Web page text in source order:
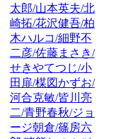
太郎/山本英夫/北
崎拓/花沢健吾/柏
木ハルコ/細野不
二彦/佐藤まさき/
せきやてつじ/小
田扉/楳図かずお/
河合克敏/皆川亮
二/青野春秋/ジョ
ージ朝倉/篠房六